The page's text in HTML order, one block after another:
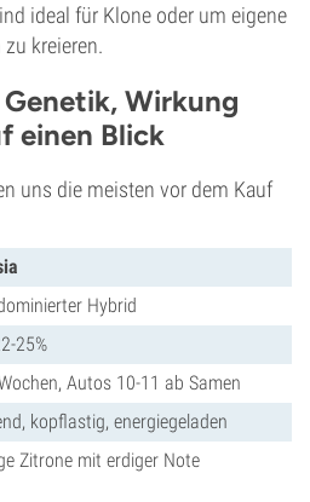
ideal für Klone oder um eigene
kreieren.
Wirkung
einen Blick
uns die meisten vor dem Kauf
Hybrid
25%
Autos 10-11 ab Samen
kopflastig, energiegeladen
Zitrone mit erdiger Note